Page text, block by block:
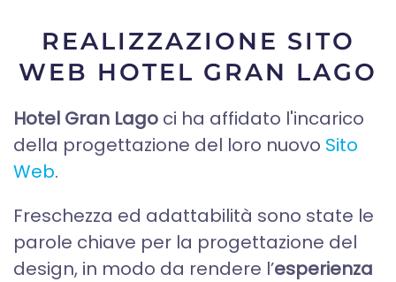
REALIZZAZIONE SITO
WEB HOTEL GRAN LAGO
Hotel Gran Lago ci ha affidato l'incarico
della progettazione del loro nuovo Sito
Web.
Freschezza ed adattabilità sono state le
parole chiave per la progettazione del
design, in modo da rendere l’esperienza